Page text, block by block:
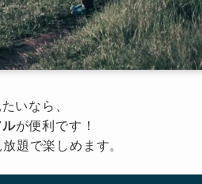
いなら、
が便利です！
放題で楽しめます。